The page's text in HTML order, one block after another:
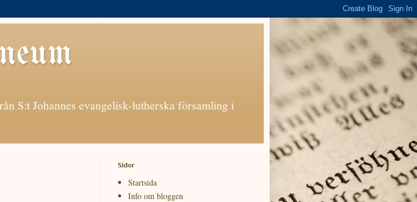
S:t Johannes evangelisk-lutherska församling i
Sidor
Startsida
Info om bloggen